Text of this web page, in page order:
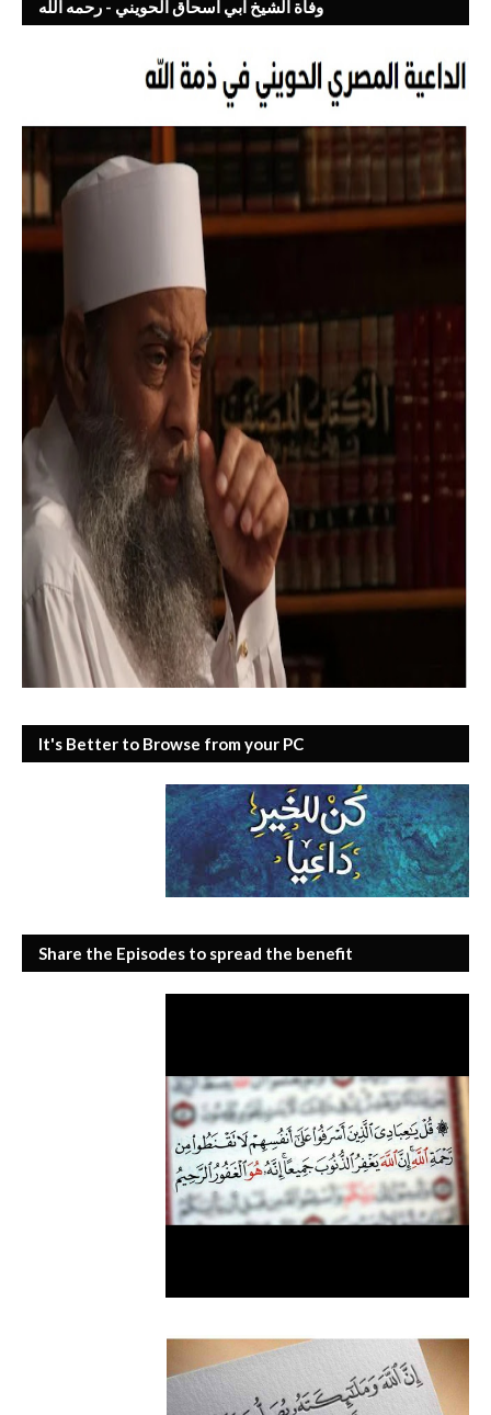
وفاة الشيخ ابي اسحاق الحويني - رحمه الله
It's Better to Browse from your PC
Share the Episodes to spread the benefit